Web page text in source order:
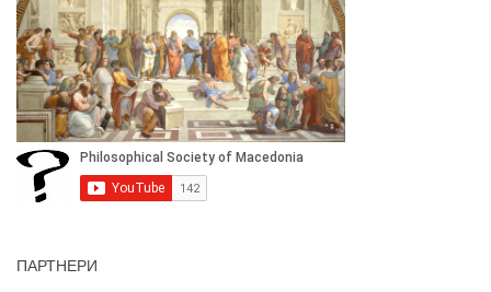
ПАРТНЕРИ